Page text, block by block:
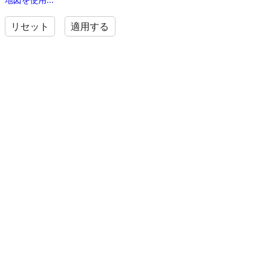
リセット 適用する